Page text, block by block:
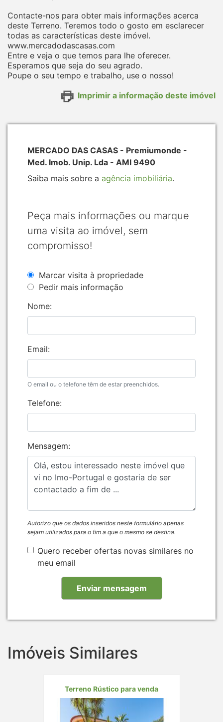
Contacte-nos para obter mais informações acerca
deste Terreno. Teremos todo o gosto em esclarecer
todas as características deste imóvel.
www.mercadodascasas.com
Entre e veja o que temos para lhe oferecer.
Esperamos que seja do seu agrado.
Poupe o seu tempo e trabalho, use o nosso!
Imprimir a informação deste imóvel
MERCADO DAS CASAS - Premiumonde -
Med. Imob. Unip. Lda - AMI 9490
Saiba mais sobre a agência imobiliária.
Peça mais informações ou marque
uma visita ao imóvel, sem
compromisso!
Marcar visita à propriedade
Pedir mais informação
Nome:
Email:
O email ou o telefone têm de estar preenchidos.
Telefone:
Mensagem:
Autorizo que os dados inseridos neste formulário apenas
sejam utilizados para o fim a que o mesmo se destina.
Quero receber ofertas novas similares no
meu email
Imóveis Similares
Terreno Rústico para venda